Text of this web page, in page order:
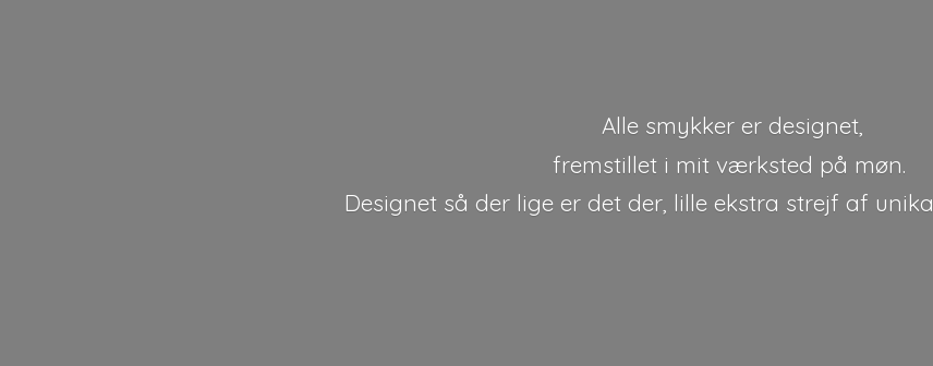
Alle smykker er designet,
fremstillet i mit værksted på møn.
Designet så der lige er det der, lille ekstra strejf af unika